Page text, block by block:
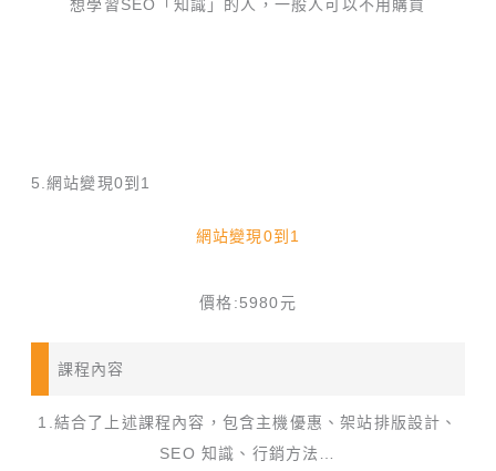
想學習SEO「知識」的人，一般人可以不用購買
5.網站變現0到1
網站變現0到1
價格:5980元
課程內容
1.結合了上述課程內容，包含主機優惠、架站排版設計、
SEO 知識、行銷方法…